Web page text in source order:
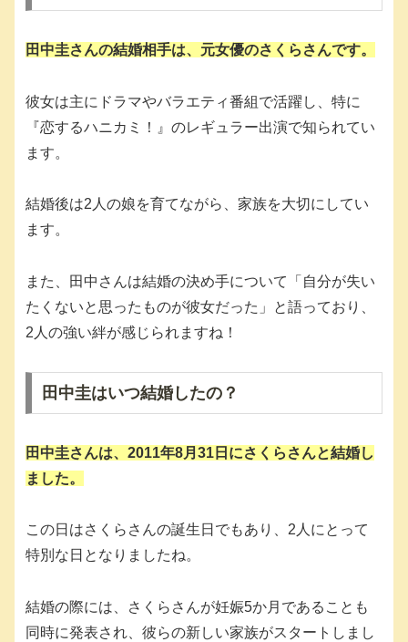
田中圭さんの結婚相手は、元女優のさくらさんです。
彼女は主にドラマやバラエティ番組で活躍し、特に
『恋するハニカミ！』のレギュラー出演で知られてい
ます。
結婚後は2人の娘を育てながら、家族を大切にしてい
ます。
また、田中さんは結婚の決め手について「自分が失い
たくないと思ったものが彼女だった」と語っており、
2人の強い絆が感じられますね！
田中圭はいつ結婚したの？
田中圭さんは、 2011年8月31日 にさくらさんと結婚し
ました。
この日はさくらさんの誕生日でもあり、2人にとって
特別な日となりましたね。
結婚の際には、さくらさんが妊娠5か月であることも
同時に発表され、彼らの新しい家族がスタートしまし